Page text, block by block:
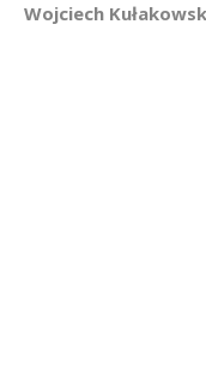
Wojciech